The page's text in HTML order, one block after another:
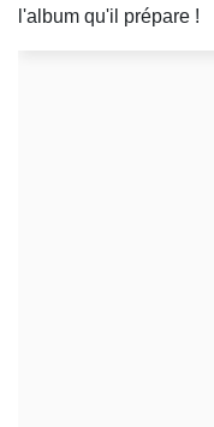
l'album qu'il prépare !